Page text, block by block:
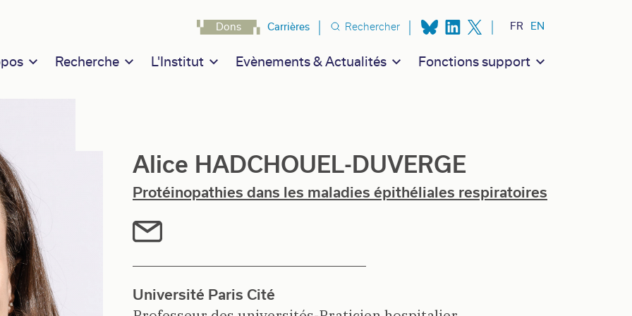
navigation
Recherche L'Institut Evènements & Actualités Fonctions support
Navigation secondaire
Dons Carrières Rechercher FR EN
Alice HADCHOUEL-DUVERGE
Protéinopathies dans les maladies épithéliales respiratoires
Université Paris Cité